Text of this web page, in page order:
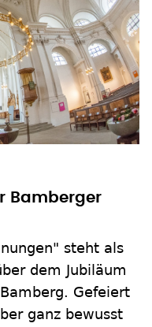
Bamberger
steht als
dem Jubiläum
Gefeiert
ganz bewusst